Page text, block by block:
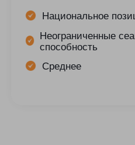
Национальное
Неограниченные
способность
Среднее